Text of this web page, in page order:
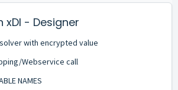
xDI - Designer
with encrypted value
Webservice call
NAMES